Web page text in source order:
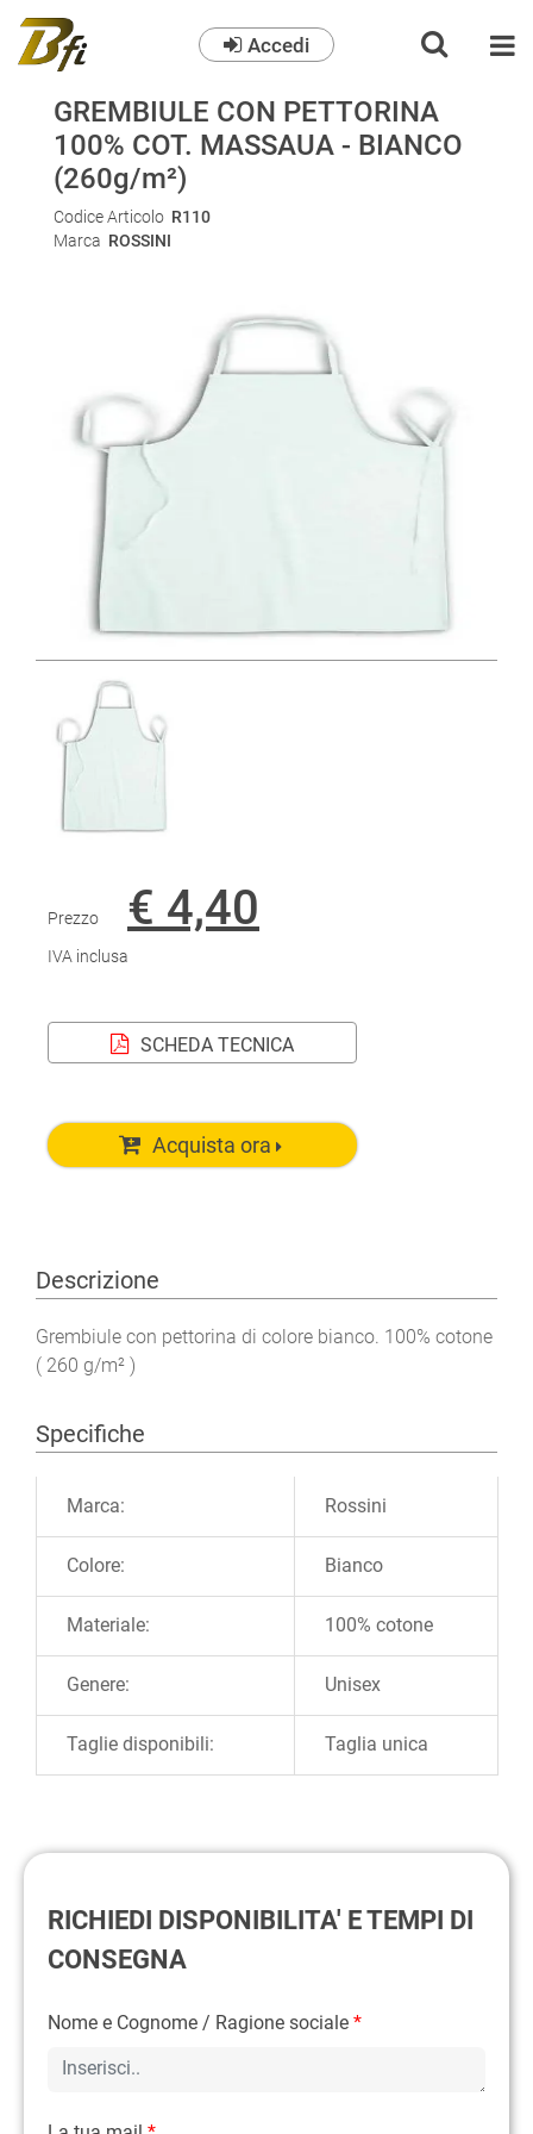
Accedi
GREMBIULE CON PETTORINA
100% COT. MASSAUA - BIANCO
(260g/m²)
Codice Articolo R110
Marca ROSSINI
Prezzo € 4,40
IVA inclusa
SCHEDA TECNICA
Acquista ora
Descrizione
Grembiule con pettorina di colore bianco. 100% cotone
( 260 g/m² )
Specifiche
Marca: Rossini
Colore: Bianco
Materiale: 100% cotone
Genere: Unisex
Taglie disponibili: Taglia unica
RICHIEDI DISPONIBILITA' E TEMPI DI
CONSEGNA
Nome e Cognome / Ragione sociale *